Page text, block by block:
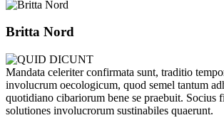
Britta Nord
Mandata celeriter confirmata sunt, traditio
involucrum oecologicum, quod semel tantum
quotidiano cibariorum bene se praebuit. Socius
solutiones involucrorum sustinabiles quaerunt.